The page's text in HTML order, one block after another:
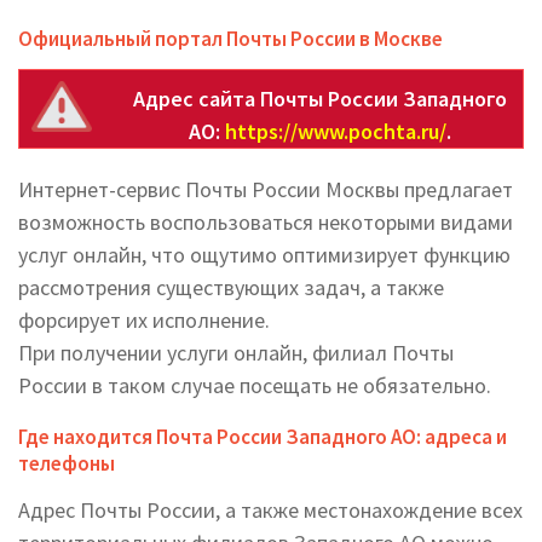
Официальный портал Почты России в Москве
Адрес сайта Почты России Западного
АО: https://www.pochta.ru/.
Интернет-сервис Почты России Москвы предлагает
возможность воспользоваться некоторыми видами
услуг онлайн, что ощутимо оптимизирует функцию
рассмотрения существующих задач, а также
форсирует их исполнение.
При получении услуги онлайн, филиал Почты
России в таком случае посещать не обязательно.
Где находится Почта России Западного АО: адреса и
телефоны
Адрес Почты России, а также местонахождение всех